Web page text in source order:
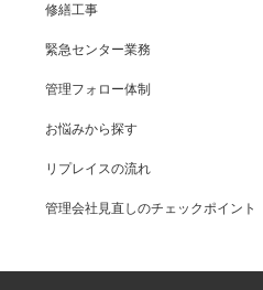
修繕工事
緊急センター業務
管理フォロー体制
お悩みから探す
リプレイスの流れ
管理会社見直しのチェックポイント